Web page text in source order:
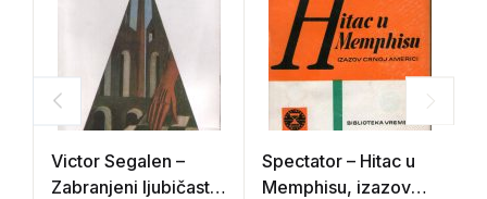
Victor Segalen –
Zabranjeni ljubičasti
Spectator – Hitac u
Memphisu, izazov